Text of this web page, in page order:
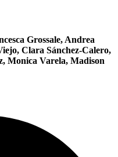
Grossale, Andrea
Clara Sánchez-Calero,
Monica Varela, Madison